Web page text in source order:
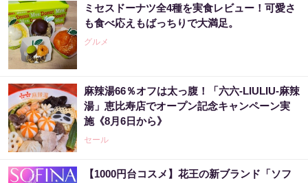
ミセスドーナツ全4種を実食レビュー！可愛さ
も食べ応えもばっちりで大満足。
グルメ
麻辣湯66％オフは太っ腹！「六六-LIULIU-麻辣
湯」恵比寿店でオープン記念キャンペーン実
施《8月6日から》
セール
【1000円台コスメ】花王の新ブランド「ソフ